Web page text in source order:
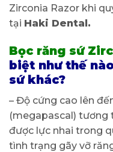
Zirconia Razor khi
tại Haki Dental.
Bọc răng sứ
biệt như thế
sứ khác?
– Độ cứng cao lên
(megapascal) tương
được lực nhai trong
tình trạng gãy vỡ